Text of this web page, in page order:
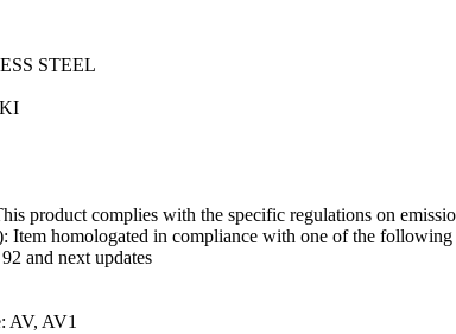
STEEL
product complies with the specific regulations on
homologated in compliance with one of the
and next updates
AV, AV1